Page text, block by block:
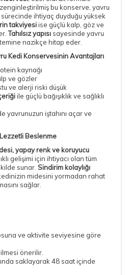
bu konserve, yavru
ihtiyaç duyduğu yüksek
takviyesiise güçlü kalp, göz ve
Tahılsız yapısı sayesinde yavru
nazikçe hitap eder.
Kedi Konservesinin Avantajları
kaynağı
ve gözler
ve alerji riski düşük
ile güçlü bağışıklık ve sağlıklı
yavrunuzun iştahını açar ve
Beslenme
yapay renk ve koruyucu
gelişimi için ihtiyacı olan tüm
sunar. Sindirim kolaylığı
midesini yormadan rahat
sağlar.
ve aktivite seviyesine göre
önerilir.
saklayarak 48 saat içinde